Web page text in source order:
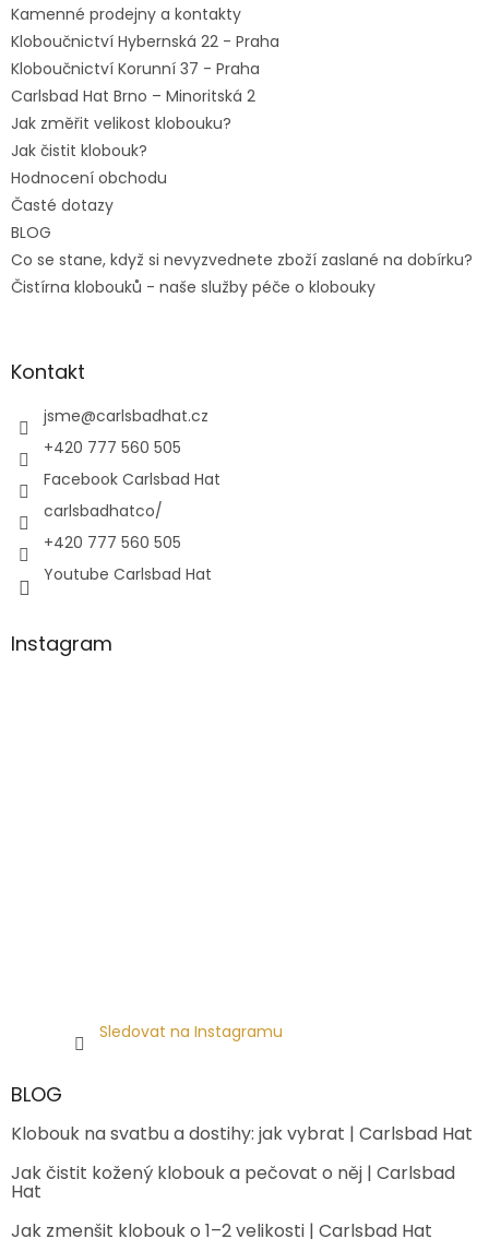
Kamenné prodejny a kontakty
Kloboučnictví Hybernská 22 - Praha
Kloboučnictví Korunní 37 - Praha
Carlsbad Hat Brno – Minoritská 2
Jak změřit velikost klobouku?
Jak čistit klobouk?
Hodnocení obchodu
Časté dotazy
BLOG
Co se stane, když si nevyzvednete zboží zaslané na dobírku?
Čistírna klobouků - naše služby péče o klobouky
Kontakt
jsme@carlsbadhat.cz
+420 777 560 505
Facebook Carlsbad Hat
carlsbadhatco/
+420 777 560 505
Youtube Carlsbad Hat
Instagram
Sledovat na Instagramu
BLOG
Klobouk na svatbu a dostihy: jak vybrat | Carlsbad Hat
Jak čistit kožený klobouk a pečovat o něj | Carlsbad
Hat
Jak zmenšit klobouk o 1–2 velikosti | Carlsbad Hat